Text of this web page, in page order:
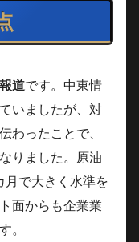
道です。中東情
いましたが、対
わったことで、
りました。原油
月で大きく水準を
面からも企業業
。